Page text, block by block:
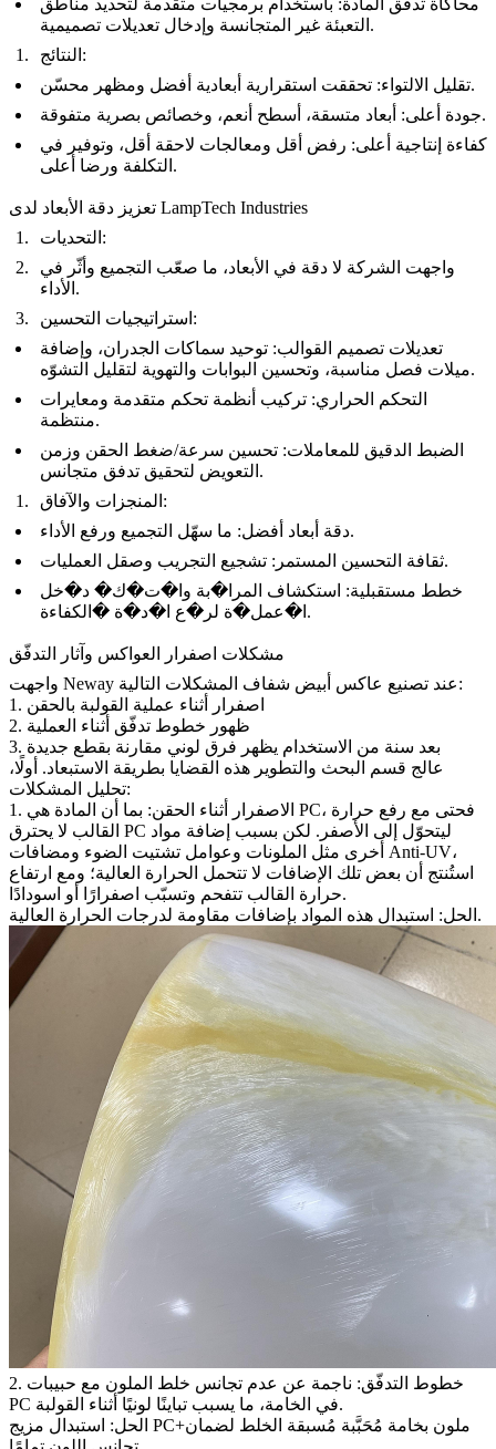
التعبئة غير المتجانسة وإدخال تعديلات تصميمية.
النتائج:
تقليل الالتواء: تحققت استقرارية أبعادية أفضل ومظهر محسّن.
جودة أعلى: أبعاد متسقة، أسطح أنعم، وخصائص بصرية متفوقة.
كفاءة إنتاجية أعلى: رفض أقل ومعالجات لاحقة أقل، وتوفير في
التكلفة ورضا أعلى.
تعزيز دقة الأبعاد لدى LampTech Industries
التحديات:
واجهت الشركة لا دقة في الأبعاد، ما صعّب التجميع وأثّر في
الأداء.
استراتيجيات التحسين:
تعديلات تصميم القوالب: توحيد سماكات الجدران، وإضافة
ميلات فصل مناسبة، وتحسين البوابات والتهوية لتقليل التشوّه.
التحكم الحراري: تركيب أنظمة تحكم متقدمة ومعايرات
منتظمة.
الضبط الدقيق للمعاملات: تحسين سرعة/ضغط الحقن وزمن
التعويض لتحقيق تدفق متجانس.
المنجزات والآفاق:
دقة أبعاد أفضل: ما سهّل التجميع ورفع الأداء.
ثقافة التحسين المستمر: تشجيع التجريب وصقل العمليات.
خطط مستقبلية: استكشاف المرا�بة وا�ت�ك� د�خل
ا�عمل�ة لر�ع ا�د�ة �الكفاءة.
مشكلات اصفرار العواكس وآثار التدفّق
واجهت Neway عند تصنيع عاكس أبيض شفاف المشكلات التالية:
1. اصفرار أثناء عملية القولبة بالحقن
2. ظهور خطوط تدفّق أثناء العملية
3. بعد سنة من الاستخدام يظهر فرق لوني مقارنة بقطع جديدة
عالج قسم البحث والتطوير هذه القضايا بطريقة الاستبعاد. أولًا،
تحليل المشكلات:
1. الاصفرار أثناء الحقن: بما أن المادة هي PC، فحتى مع رفع حرارة
القالب لا يحترق PC ليتحوّل إلى الأصفر. لكن بسبب إضافة مواد
أخرى مثل الملونات وعوامل تشتيت الضوء ومضافات Anti-UV،
استُنتج أن بعض تلك الإضافات لا تتحمل الحرارة العالية؛ ومع ارتفاع
حرارة القالب تتفحم وتسبّب اصفرارًا أو اسودادًا.
الحل: استبدال هذه المواد بإضافات مقاومة لدرجات الحرارة العالية.
2. خطوط التدفّق: ناجمة عن عدم تجانس خلط الملون مع حبيبات
PC في الخامة، ما يسبب تباينًا لونيًا أثناء القولبة.
الحل: استبدال مزيج PC+ملون بخامة مُحَبَّبة مُسبقة الخلط لضمان